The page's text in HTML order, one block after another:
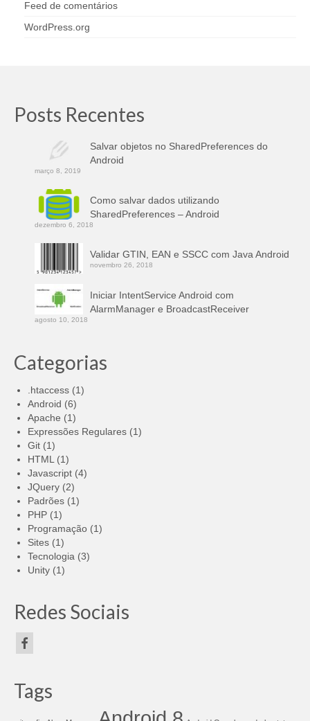
Feed de comentários
WordPress.org
Posts Recentes
Salvar objetos no SharedPreferences do
Android
março 8, 2019
Como salvar dados utilizando
SharedPreferences – Android
dezembro 6, 2018
Validar GTIN, EAN e SSCC com Java Android
novembro 26, 2018
Iniciar IntentService Android com
AlarmManager e BroadcastReceiver
agosto 10, 2018
Categorias
.htaccess (1)
Android (6)
Apache (1)
Expressões Regulares (1)
Git (1)
HTML (1)
Javascript (4)
JQuery (2)
Padrões (1)
PHP (1)
Programação (1)
Sites (1)
Tecnologia (3)
Unity (1)
Redes Sociais
Tags